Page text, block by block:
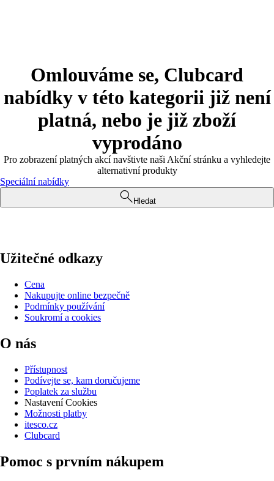
Omlouváme se, Clubcard
nabídky v této kategorii již není
platná, nebo je již zboží
vyprodáno
Pro zobrazení platných akcí navštivte naši Akční stránku a vyhledejte
alternativní produkty
Speciální nabídky
Hledat
Užitečné odkazy
Cena
Nakupujte online bezpečně
Podmínky používání
Soukromí a cookies
O nás
Přístupnost
Podívejte se, kam doručujeme
Poplatek za službu
Nastavení Cookies
Možnosti platby
itesco.cz
Clubcard
Pomoc s prvním nákupem